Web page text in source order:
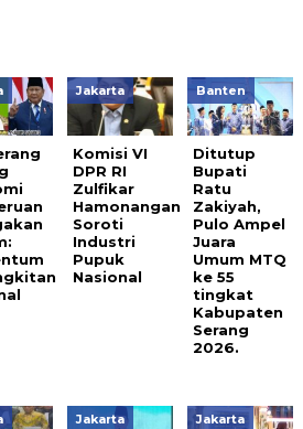
Jakarta
Komisi VI
DPR RI
Zulfikar
Hamonangan
Soroti
Industri
Pupuk
Nasional
Banten
Ditutup
Bupati
Ratu
Zakiyah,
Pulo Ampel
Juara
Umum MTQ
ke 55
tingkat
Kabupaten
Serang
2026.
Jakarta Jakarta